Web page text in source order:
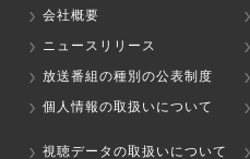
会社概要
ニュースリリース
放送番組の種別の公表制度
個人情報の取扱いについて
視聴データの取扱いについて